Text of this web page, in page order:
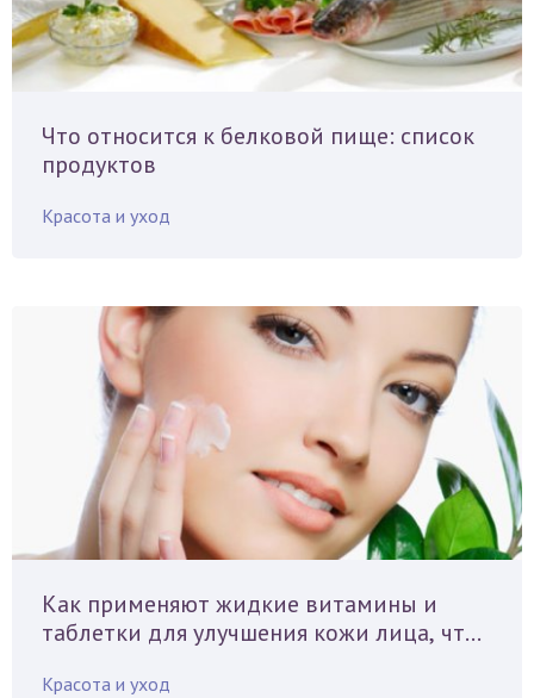
Что относится к белковой пище: список
продуктов
Красота и уход
Как применяют жидкие витамины и
таблетки для улучшения кожи лица, что
Красота и уход